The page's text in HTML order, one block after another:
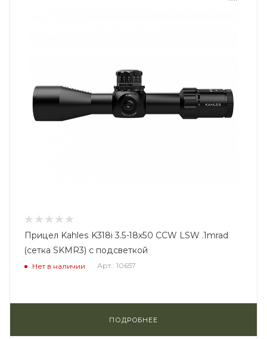
Прицел Kahles K318i 3.5-18x50 CCW LSW .1mrad
(сетка SKMR3) с подсветкой
Нет в наличии Арт.: 10657
ПОДРОБНЕЕ